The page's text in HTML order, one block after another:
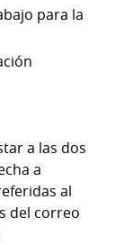
para la
a las dos
a
al
del correo